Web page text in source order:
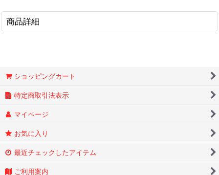
商品詳細
ショッピングカート
特定商取引法表示
マイページ
お気に入り
最近チェックしたアイテム
ご利用案内